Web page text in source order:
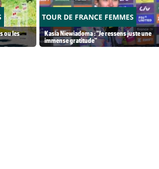
ou les
TOUR DE FRANCE FEMMES
Kasia Niewiadoma : "Je ressens juste une
immense gratitude"